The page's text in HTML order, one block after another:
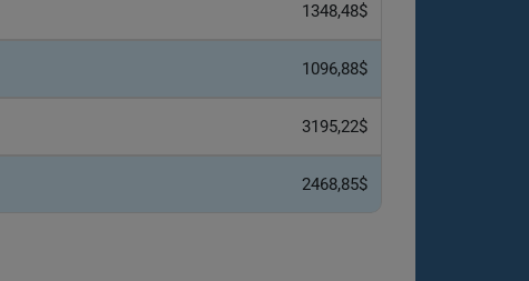
1348,48$
1096,88$
3195,22$
2468,85$